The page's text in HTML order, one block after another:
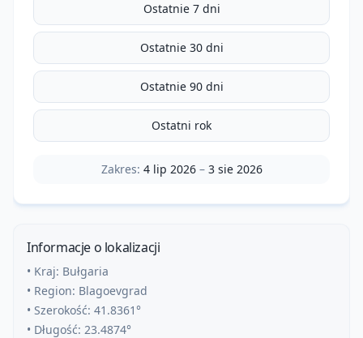
Ostatnie 7 dni
Ostatnie 30 dni
Ostatnie 90 dni
Ostatni rok
Zakres: 4 lip 2026– 3 sie 2026
Informacje o lokalizacji
• Kraj: Bułgaria
• Region: Blagoevgrad
• Szerokość: 41.8361°
• Długość: 23.4874°